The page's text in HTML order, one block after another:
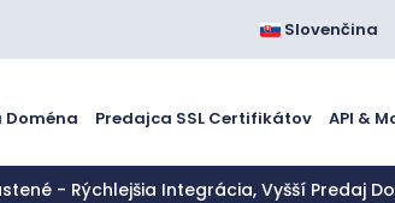
Slovenčina
Doména Predajca SSL Certifikátov API &
- Rýchlejšia Integrácia, Vyšší Predaj